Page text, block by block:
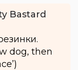
Bastard
dog, then